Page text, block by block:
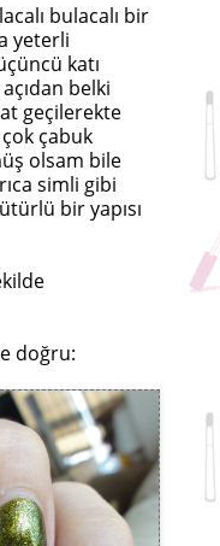
bulacalı bir
yeterli
katı
belki
geçilerekte
çabuk
olsam bile
simli gibi
bir yapısı
doğru: